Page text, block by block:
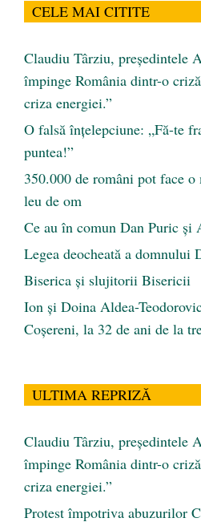
CELE MAI CITITE
Claudiu Târziu, președintele
împinge România dintr-o
criza energiei.”
O falsă înțelepciune: „Fă-te
puntea!”
350.000 de români pot face
leu de om
Ce au în comun Dan Puric şi
Legea deocheată a domnului
Biserica și slujitorii Bisericii
Ion și Doina Aldea-
Coșereni, la 32 de ani de la
ULTIMA REPRIZĂ
Claudiu Târziu, președintele
împinge România dintr-o
criza energiei.”
Protest împotriva abuzurilor